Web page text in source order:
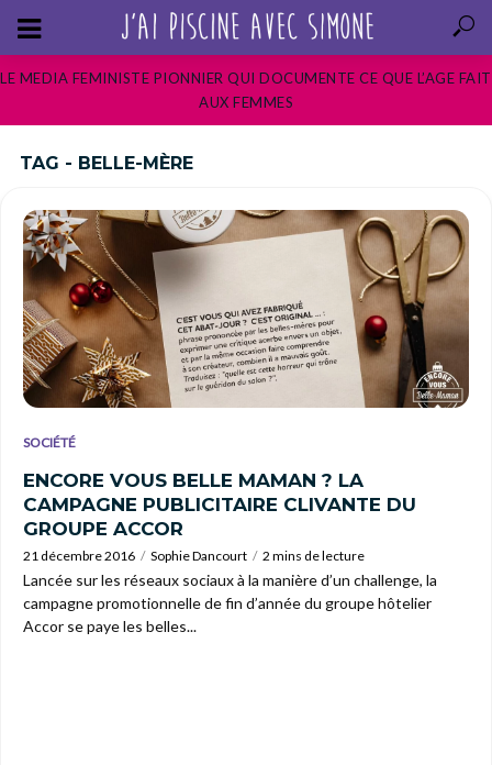
LE MEDIA FEMINISTE PIONNIER QUI DOCUMENTE CE QUE L’AGE FAIT
AUX FEMMES
TAG - BELLE-MÈRE
SOCIÉTÉ
ENCORE VOUS BELLE MAMAN ? LA
CAMPAGNE PUBLICITAIRE CLIVANTE DU
GROUPE ACCOR
21 décembre 2016 Sophie Dancourt 2 mins de lecture
Lancée sur les réseaux sociaux à la manière d’un challenge, la
campagne promotionnelle de fin d’année du groupe hôtelier
Accor se paye les belles...